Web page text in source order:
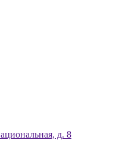
д. 8